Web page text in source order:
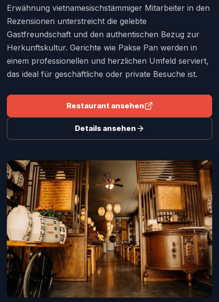
Erwähnung vietnamesischstämmiger Mitarbeiter in den
Rezensionen unterstreicht die gelebte
Gastfreundschaft und den authentischen Bezug zur
Herkunftskultur. Gerichte wie Pakse Pan werden in
einem professionellen und herzlichen Umfeld serviert,
das ideal für geschäftliche oder private Besuche ist.
Restaurant ansehen
Details ansehen